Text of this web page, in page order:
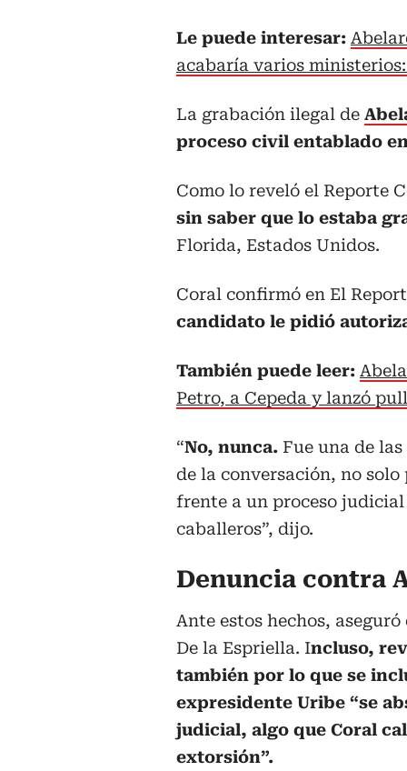
Le puede interesar:
acabaría varios
La grabación ilegal de
proceso civil entablado
Como lo reveló el Reporte
sin saber que lo estaba
Florida, Estados Unidos.
Coral confirmó en El
candidato le pidió
También puede leer:
Petro, a Cepeda y lanzó
“No, nunca. Fue una de
de la conversación, no
frente a un proceso
caballeros”, dijo.
Denuncia contra
Ante estos hechos,
De la Espriella. Incluso,
también por lo que se
expresidente Uribe “se
judicial, algo que Coral
extorsión”.